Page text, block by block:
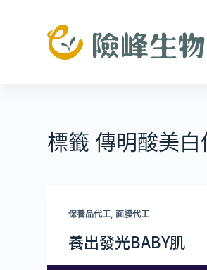
標籤 傳明酸美白
保養品代工,面膜代工
養出發光BABY肌